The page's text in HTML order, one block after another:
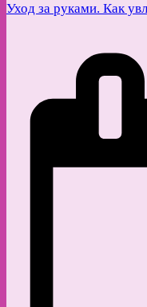
Уход за руками. Как